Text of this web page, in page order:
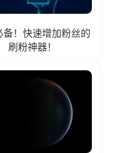
备！快速增加粉丝的
刷粉神器！